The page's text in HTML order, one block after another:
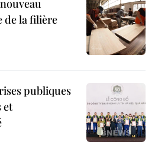
de la filière
publiques
et